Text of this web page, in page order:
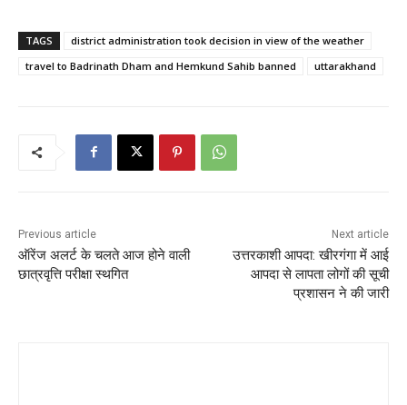
c
e
st
o
o
n
ai
l
ar
e
TAGS
district administration took decision in view of the weather
travel to Badrinath Dham and Hemkund Sahib banned
uttarakhand
Previous article
ऑरेंज अलर्ट के चलते आज होने वाली
छात्रवृत्ति परीक्षा स्थगित
Next article
उत्तरकाशी आपदा: खीरगंगा में आई
आपदा से लापता लोगों की सूची
प्रशासन ने की जारी